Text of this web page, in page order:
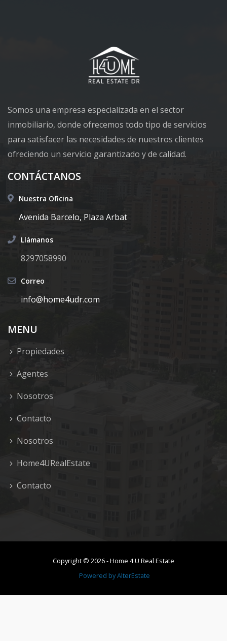
Somos una empresa especializada en el sector
inmobiliario, donde ofrecemos todo tipo de servicios
para satisfacer las necesidades de nuestros clientes
ofreciendo un servicio garantizado y de calidad.
CONTÁCTANOS
Nuestra Oficina
Avenida Barcelo, Plaza Arbat
Llámanos
8297058990
Correo
info@home4udr.com
MENU
Propiedades
Agentes
Nosotros
Contacto
Nosotros
Home4URealEstate
Contacto
Copyright © 2026-Home 4 U Real Estate
Powered byAlterEstate